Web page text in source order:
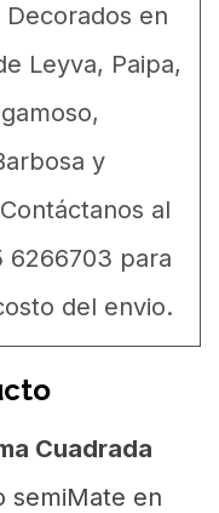
Decorados en
Leyva, Paipa,
y
al
6266703 para
del envio.
Cuadrada
semiMate en